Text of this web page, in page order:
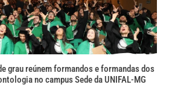
grau reúnem formandos e formandas dos
no campus Sede da UNIFAL-MG